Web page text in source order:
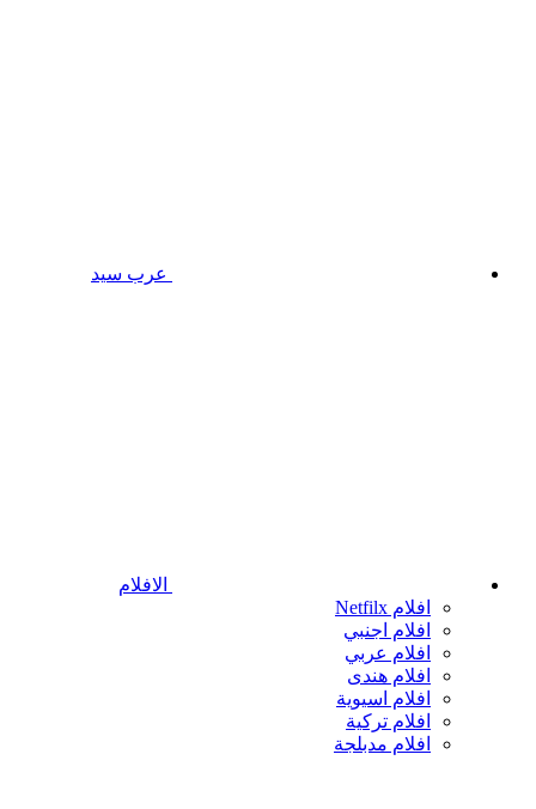
عرب سيد
الافلام
افلام Netfilx
افلام اجنبي
افلام عربي
افلام هندى
افلام اسيوية
افلام تركية
افلام مدبلجة